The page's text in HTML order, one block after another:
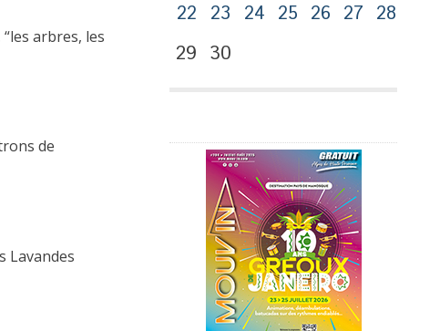
arbres, les
de
Lavandes
22 23 24 25 26 27 28
29 30